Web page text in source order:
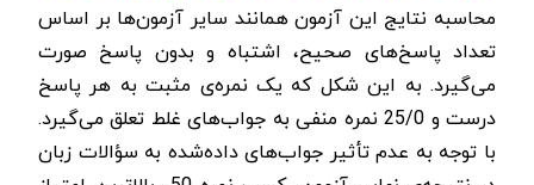
محاسبه نتایج این آزمون همانند سایر آزمون‌ها بر اساس
تعداد پاسخ‌های صحیح، اشتباه و بدون پاسخ صورت
می‌گیرد. به این شکل که یک نمره‌ی مثبت به هر پاسخ
درست و 25/0 نمره منفی به جواب‌های غلط تعلق می‌گیرد.
با توجه به عدم تأثیر جواب‌های داده‌شده به سؤالات زبان